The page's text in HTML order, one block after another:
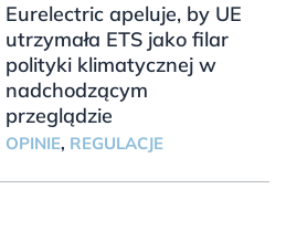
Eurelectric apeluje, by UE
utrzymała ETS jako filar
polityki klimatycznej w
nadchodzącym
przeglądzie
OPINIE, REGULACJE